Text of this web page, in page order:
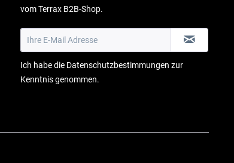
vom Terrax B2B-Shop.
Ich habe die Datenschutzbestimmungen zur
Kenntnis genommen.